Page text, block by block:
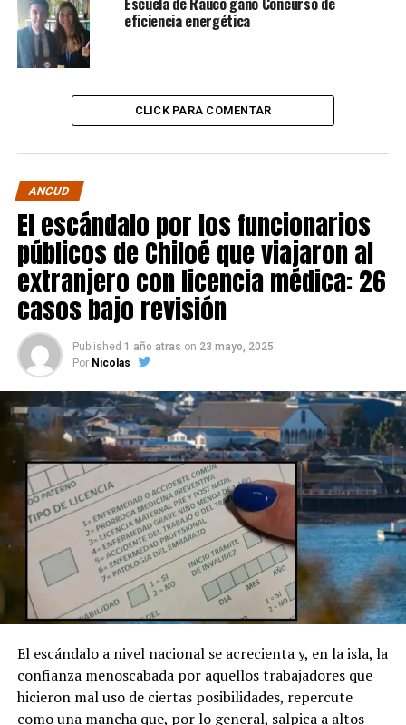
eficiencia energética
CLICK PARA COMENTAR
ANCUD
El escándalo por los funcionarios
públicos de Chiloé que viajaron al
extranjero con licencia médica: 26
casos bajo revisión
Published 1 año atras on 23 mayo, 2025
Por Nicolas
El escándalo a nivel nacional se acrecienta y, en la isla, la
confianza menoscabada por aquellos trabajadores que
hicieron mal uso de ciertas posibilidades, repercute
como una mancha que, por lo general, salpica a altos